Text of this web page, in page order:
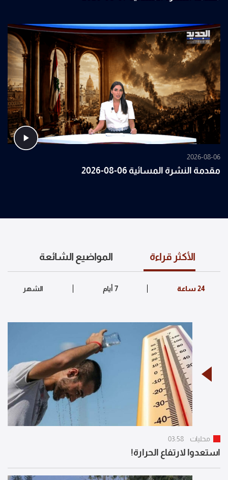
2026-08-06
مقدمة النشرة المسائية 06-08-2026
الأكثر قراءة المواضيع الشائعة
محليات 03:58
استعدوا لارتفاع الحرارة!